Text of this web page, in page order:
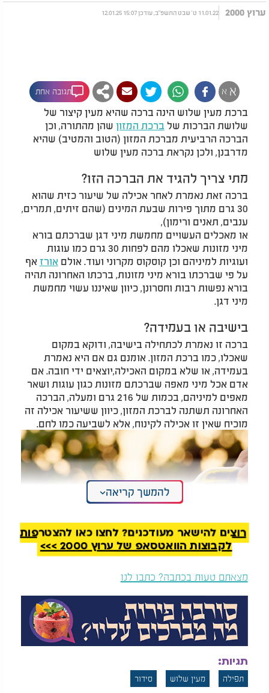
ערוץ 2000 11.01.22 ט' שבט התשפ"ב, עודכן 15:07 12.01.25
א א תגובה אחת
ברכת מעין שלוש הינה ברכה שהיא מעין קיצור של
שלושת הברכות של ברכת המזון שהן מהתורה, וכן
הברכה הרביעית מברכת המזון (הטוב והמטיב) שהיא
מדרבנן, ולכן נקראת ברכה מעין שלוש
מתי צריך להגיד את הברכה הזו?
ברכה זאת נאמרת לאחר אכילה של שיעור כזית שהוא
30 גרם מתוך פירות שבעת המינים (שהם זיתים, תמרים,
ענבים, תאנים ורימון),
או מאכלים העשויים מחמשת מיני דגן שברכתם בורא
מיני מזונות שאכלו מהם לפחות 30 גרם כמו עוגות
ועוגיות למיניהם וכן קוסקוס מקרוני ועוד. אולם אורז אף
על פי שברכתו בורא מיני מזונות, ברכתו האחרונה תהיה
בורא נפשות רבות וחסרונן, כיוון שאיננו עשוי מחמשת
מיני דגן.
בישיבה או בעמידה?
ברכה זו נאמרת לכתחילה בישיבה, ודוקא במקום
שאכלו, כמו ברכת המזון. אומנם גם אם היא נאמרת
בעמידה, או שלא במקום האכילה,יוצאים ידי חובה. אם
אדם אכל מיני מאפה שברכתם מזונות כגון עוגות ושאר
מאפים למיניהם, בכמות של 216 גרם ומעלה, הברכה
האחרונה תשתנה לברכת המזון, כיוון ששיעור אכילה זה
מוכיח שאין זו אכילה לקינוח, אלא לשביעה כמו לחם.
להמשך קריאה
רוצים להישאר מעודכנים? לחצו כאן להצטרפות
לקבוצות הוואטסאפ של ערוץ 2000 >>>
מצאתם טעות בכתבה? כתבו לנו
תגיות:
תפילה מעין שלוש סידור